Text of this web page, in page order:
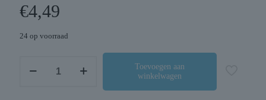
€4,49
24 op voorraad
Toevoegen aan
winkelwagen